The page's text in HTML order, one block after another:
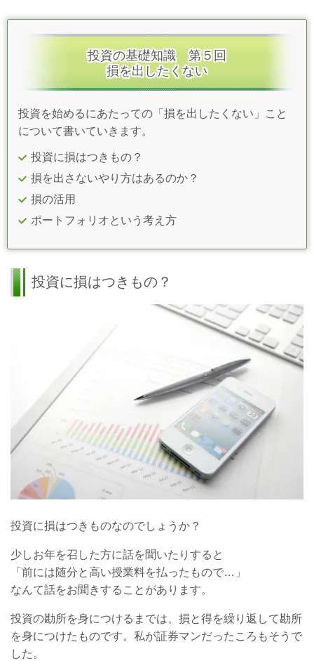
投資の基礎知識 第５回
損を出したくない
投資を始めるにあたっての「損を出したくない」こと
について書いていきます。
投資に損はつきもの？
損を出さないやり方はあるのか？
損の活用
ポートフォリオという考え方
投資に損はつきもの？
投資に損はつきものなのでしょうか？
少しお年を召した方に話を聞いたりすると
「前には随分と高い授業料を払ったもので…」
なんて話をお聞きすることがあります。
投資の勘所を身につけるまでは、損と得を繰り返して勘所
を身につけたものです。私が証券マンだったころもそうで
した。